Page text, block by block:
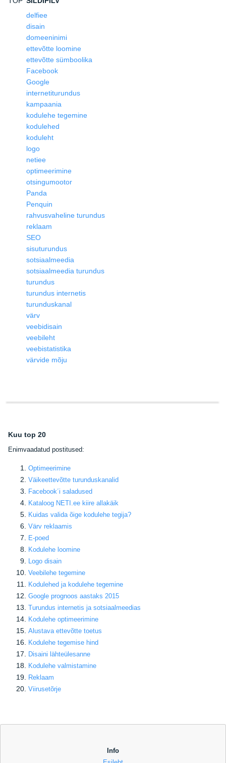
delfiee
disain
domeeninimi
ettevõtte loomine
ettevõtte sümboolika
Facebook
Google
internetiturundus
kampaania
kodulehe tegemine
kodulehed
koduleht
logo
netiee
optimeerimine
otsingumootor
Panda
Penquin
rahvusvaheline turundus
reklaam
SEO
sisuturundus
sotsiaalmeedia
sotsiaalmeedia turundus
turundus
turundus internetis
turunduskanal
värv
veebidisain
veebileht
veebistatistika
värvide mõju
Kuu top 20
Enimvaadatud postitused:
Optimeerimine
Väikeettevõtte turunduskanalid
Facebook´i saladused
Kataloog NETI.ee kiire allakäik
Kuidas valida õige kodulehe tegija?
Värv reklaamis
E-poed
Kodulehe loomine
Logo disain
Veebilehe tegemine
Kodulehed ja kodulehe tegemine
Google prognoos aastaks 2015
Turundus internetis ja sotsiaalmeedias
Kodulehe optimeerimine
Alustava ettevõtte toetus
Kodulehe tegemise hind
Disaini lähteülesanne
Kodulehe valmistamine
Reklaam
Viirusetõrje
Info